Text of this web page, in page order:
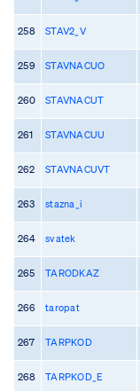
258 STAV2_V
259 STAVNACUO
260 STAVNACUT
261 STAVNACUU
262 STAVNACUVT
263 stazna_i
264 svatek
265 TARODKAZ
266 taropat
267 TARPKOD
268 TARPKOD_E